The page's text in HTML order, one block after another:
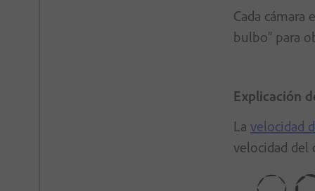
Cada cámara
bulbo” para
Explicación
La velocidad
velocidad del